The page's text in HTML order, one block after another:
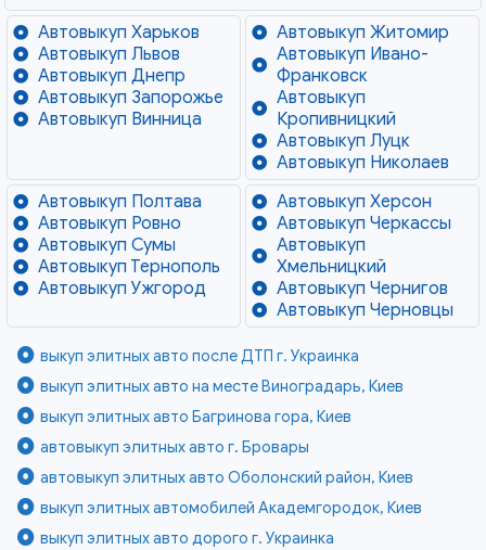
Автовыкуп Харьков
Автовыкуп Львов
Автовыкуп Днепр
Автовыкуп Запорожье
Автовыкуп Винница
Автовыкуп Житомир
Автовыкуп Ивано-
Франковск
Автовыкуп
Кропивницкий
Автовыкуп Луцк
Автовыкуп Николаев
Автовыкуп Полтава
Автовыкуп Ровно
Автовыкуп Сумы
Автовыкуп Тернополь
Автовыкуп Ужгород
Автовыкуп Херсон
Автовыкуп Черкассы
Автовыкуп
Хмельницкий
Автовыкуп Чернигов
Автовыкуп Черновцы
выкуп элитных авто после ДТП г. Украинка
выкуп элитных авто на месте Виноградарь, Киев
выкуп элитных авто Багринова гора, Киев
автовыкуп элитных авто г. Бровары
автовыкуп элитных авто Оболонский район, Киев
выкуп элитных автомобилей Академгородок, Киев
выкуп элитных авто дорого г. Украинка